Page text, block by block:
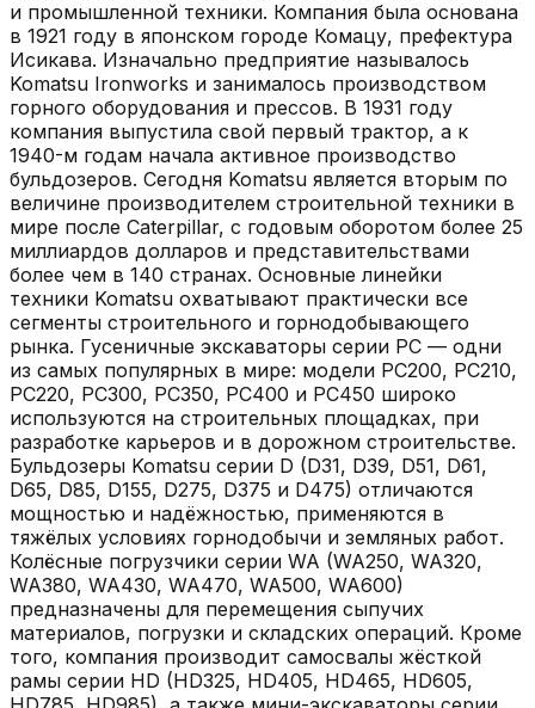
и промышленной техники. Компания была основана
в 1921 году в японском городе Комацу, префектура
Исикава. Изначально предприятие называлось
Komatsu Ironworks и занималось производством
горного оборудования и прессов. В 1931 году
компания выпустила свой первый трактор, а к
1940-м годам начала активное производство
бульдозеров. Сегодня Komatsu является вторым по
величине производителем строительной техники в
мире после Caterpillar, с годовым оборотом более 25
миллиардов долларов и представительствами
более чем в 140 странах. Основные линейки
техники Komatsu охватывают практически все
сегменты строительного и горнодобывающего
рынка. Гусеничные экскаваторы серии PC — одни
из самых популярных в мире: модели PC200, PC210,
PC220, PC300, PC350, PC400 и PC450 широко
используются на строительных площадках, при
разработке карьеров и в дорожном строительстве.
Бульдозеры Komatsu серии D (D31, D39, D51, D61,
D65, D85, D155, D275, D375 и D475) отличаются
мощностью и надёжностью, применяются в
тяжёлых условиях горнодобычи и земляных работ.
Колёсные погрузчики серии WA (WA250, WA320,
WA380, WA430, WA470, WA500, WA600)
предназначены для перемещения сыпучих
материалов, погрузки и складских операций. Кроме
того, компания производит самосвалы жёсткой
рамы серии HD (HD325, HD405, HD465, HD605,